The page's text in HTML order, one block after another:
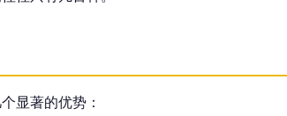
显著的优势：